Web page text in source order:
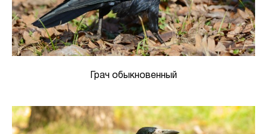
Грач обыкновенный